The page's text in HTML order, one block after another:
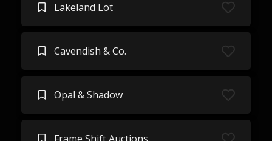
Lakeland Lot
Cavendish & Co.
Opal & Shadow